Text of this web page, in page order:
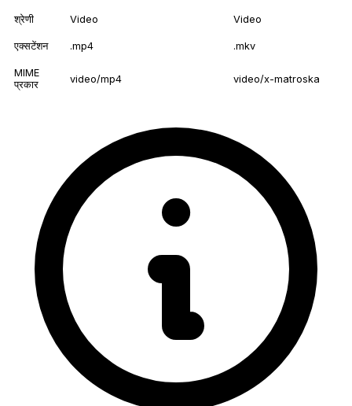
श्रेणी Video Video
एक्सटेंशन .mp4 .mkv
MIME
प्रकार
video/mp4 video/x-matroska